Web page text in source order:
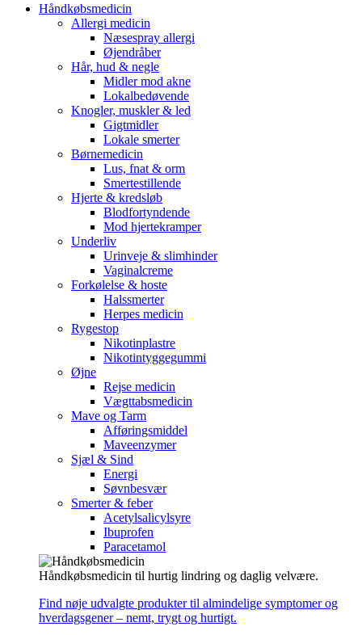
Håndkøbsmedicin
Allergi medicin
Næsespray allergi
Øjendråber
Hår, hud & negle
Midler mod akne
Lokalbedøvende
Knogler, muskler & led
Gigtmidler
Lokale smerter
Børnemedicin
Lus, fnat & orm
Smertestillende
Hjerte & kredsløb
Blodfortyndende
Mod hjertekramper
Underliv
Urinveje & slimhinder
Vaginalcreme
Forkølelse & hoste
Halssmerter
Herpes medicin
Rygestop
Nikotinplastre
Nikotintyggegummi
Øjne
Rejse medicin
Vægttabsmedicin
Mave og Tarm
Afføringsmiddel
Maveenzymer
Sjæl & Sind
Energi
Søvnbesvær
Smerter & feber
Acetylsalicylsyre
Ibuprofen
Paracetamol
Håndkøbsmedicin til hurtig lindring og daglig velvære.
Find nøje udvalgte produkter til almindelige symptomer og
hverdagsgener – nemt, trygt og hurtigt.